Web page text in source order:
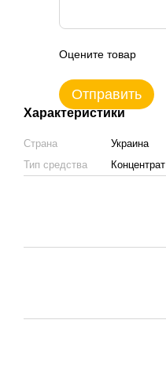
Оцените товар
Отправить
Характеристики
Страна
Украина
Тип средства
Концентрат